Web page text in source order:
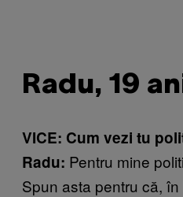
Radu, 19
VICE: Cum vezi tu
Radu: Pentru mine
Spun asta pentru că,